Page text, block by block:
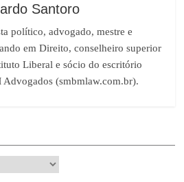
Santoro
político, advogado, mestre e
em Direito, conselheiro superior
Liberal e sócio do escritório
Advogados (smbmlaw.com.br).